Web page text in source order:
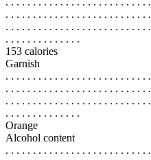
. . . . . . . . . . . . . . . . . . . . . . . . . .
. . . . . . . . . . . . . . . . . . . . . . . . . .
. . . . . . . . . . . . . .
153 calories
Garnish
. . . . . . . . . . . . . . . . . . . . . . . . . .
. . . . . . . . . . . . . . . . . . . . . . . . . .
. . . . . . . . . . . . . . . . . . . . . . . . . .
. . . . . . . . . . . . . .
Orange
Alcohol content
. . . . . . . . . . . . . . . . . . . . . . . . . .